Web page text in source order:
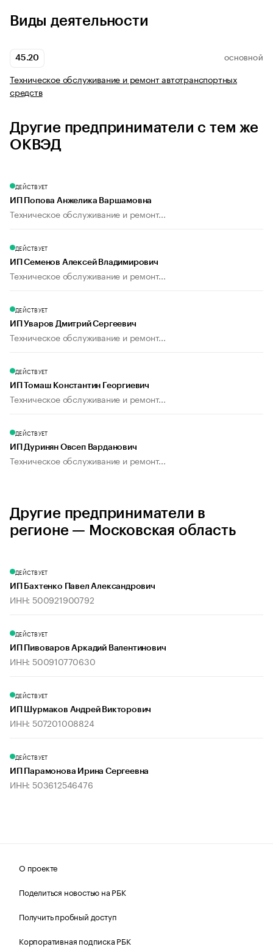
Виды деятельности
45.20 ОСНОВНОЙ
Техническое обслуживание и ремонт автотранспортных
средств
Другие предприниматели с тем же
ОКВЭД
ДЕЙСТВУЕТ
ИП Попова Анжелика Варшамовна
Техническое обслуживание и ремонт...
ДЕЙСТВУЕТ
ИП Семенов Алексей Владимирович
Техническое обслуживание и ремонт...
ДЕЙСТВУЕТ
ИП Уваров Дмитрий Сергеевич
Техническое обслуживание и ремонт...
ДЕЙСТВУЕТ
ИП Томаш Константин Георгиевич
Техническое обслуживание и ремонт...
ДЕЙСТВУЕТ
ИП Дуринян Овсеп Варданович
Техническое обслуживание и ремонт...
Другие предприниматели в
регионе — Московская область
ДЕЙСТВУЕТ
ИП Бахтенко Павел Александрович
ИНН: 500921900792
ДЕЙСТВУЕТ
ИП Пивоваров Аркадий Валентинович
ИНН: 500910770630
ДЕЙСТВУЕТ
ИП Шурмаков Андрей Викторович
ИНН: 507201008824
ДЕЙСТВУЕТ
ИП Парамонова Ирина Сергеевна
ИНН: 503612546476
О проекте
Поделиться новостью на РБК
Получить пробный доступ
Корпоративная подписка РБК